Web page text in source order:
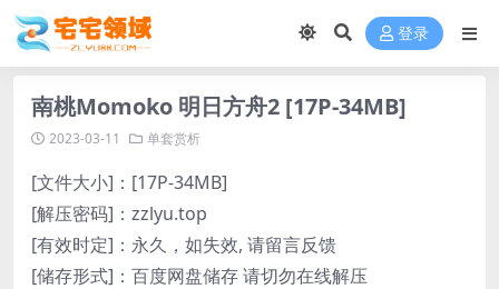
登录
南桃Momoko 明日方舟2 [17P-34MB]
2023-03-11 单套赏析
[文件大小]：[17P-34MB]
[解压密码]：zzlyu.top
[有效时定]：永久，如失效, 请留言反馈
[储存形式]：百度网盘储存 请切勿在线解压